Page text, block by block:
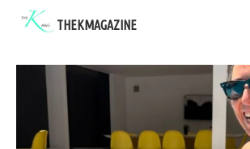
THEKMAGAZINE